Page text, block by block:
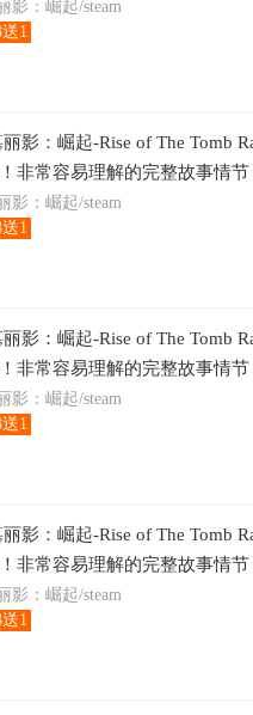
影：崛起/steam
1
丽影：崛起-Rise of The Tomb
非常容易理解的完整故事情
影：崛起/steam
1
丽影：崛起-Rise of The Tomb
非常容易理解的完整故事情
影：崛起/steam
1
丽影：崛起-Rise of The Tomb
非常容易理解的完整故事情
影：崛起/steam
1